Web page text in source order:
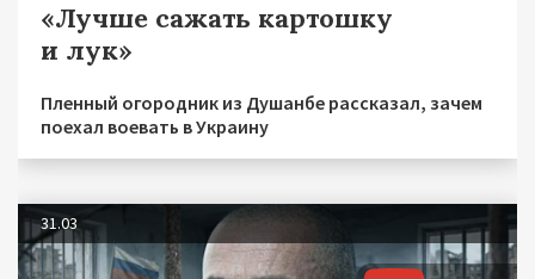
«Лучше сажать картошку
и лук»
Пленный огородник из Душанбе рассказал, зачем
поехал воевать в Украину
31.03